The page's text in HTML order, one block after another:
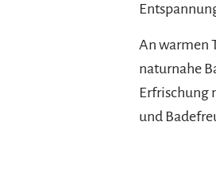
An warmen
naturnahe
Erfrischung
und